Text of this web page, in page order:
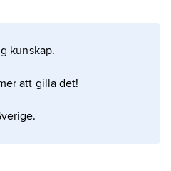
artikeln
kunskap.
att gilla det!